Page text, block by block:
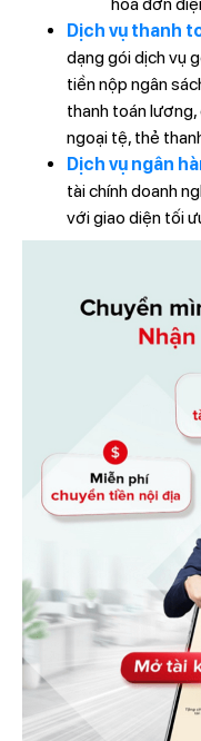
Dịch vụ thanh
dạng gói dịch vụ
tiền nộp ngân
thanh toán
ngoại tệ, thẻ
Dịch vụ ngân
tài chính doanh
với giao diện tối